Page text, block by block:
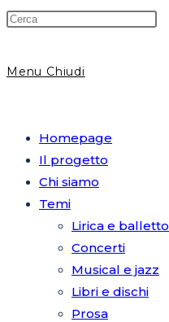
Menu Chiudi
Homepage
Il progetto
Chi siamo
Temi
Lirica e balletto
Concerti
Musical e jazz
Libri e dischi
Prosa